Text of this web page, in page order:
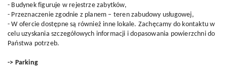
- Budynek figuruje w rejestrze zabytków,
- Przeznaczenie zgodnie z planem – teren zabudowy usługowej,
- W ofercie dostępne są również inne lokale. Zachęcamy do kontaktu w
celu uzyskania szczegółowych informacji i dopasowania powierzchni do
Państwa potrzeb.
-> Parking